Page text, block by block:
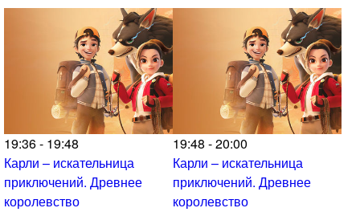
19:36 - 19:48
Карли – искательница
приключений. Древнее
королевство
19:48 - 20:00
Карли – искательница
приключений. Древнее
королевство